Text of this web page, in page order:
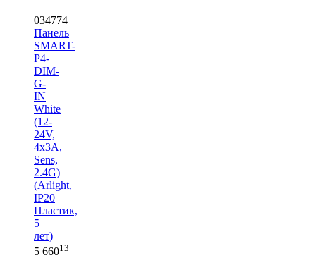
034774
Панель
SMART-
P4-
DIM-
G-
IN
White
(12-
24V,
4x3A,
Sens,
2.4G)
(Arlight,
IP20
Пластик,
5
лет)
5 66013